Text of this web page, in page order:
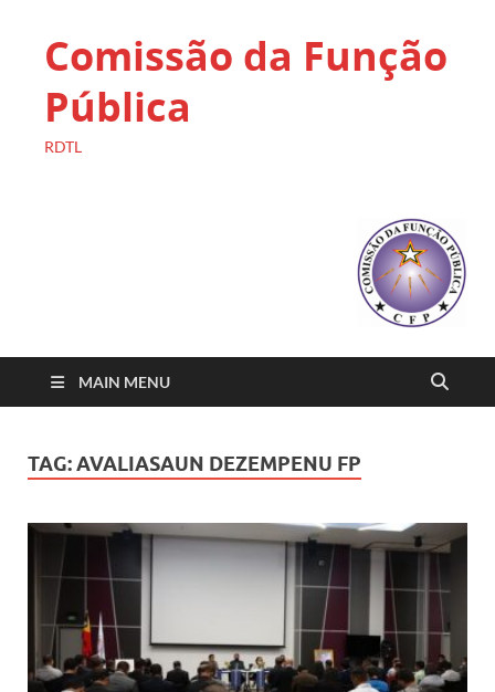
Comissão da Função
Pública
RDTL
MAIN MENU
TAG:AVALIASAUN DEZEMPENU FP